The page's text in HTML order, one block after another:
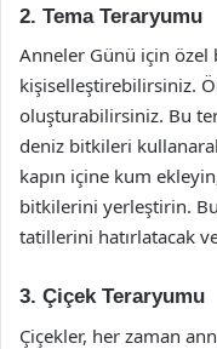
2. Tema Teraryumu
Anneler Günü için
kişiselleştirebilirsiniz.
oluşturabilirsiniz. Bu
deniz bitkileri
kapın içine kum
bitkilerini yerleştirin.
tatillerini hatırlatacak
3. Çiçek Teraryumu
Çiçekler, her zaman